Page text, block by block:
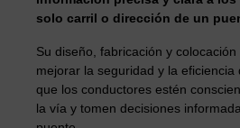
solo carril o dirección de un
Su diseño, fabricación y
mejorar la seguridad y la eficiencia
que los conductores estén
la vía y tomen decisiones